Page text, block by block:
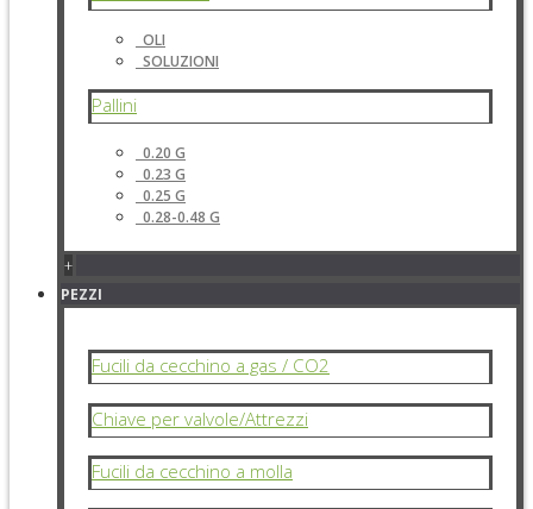
OLI
SOLUZIONI
Pallini
0.20 G
0.23 G
0.25 G
0.28-0.48 G
+
PEZZI
Fucili da cecchino a gas / CO2
Chiave per valvole/Attrezzi
Fucili da cecchino a molla